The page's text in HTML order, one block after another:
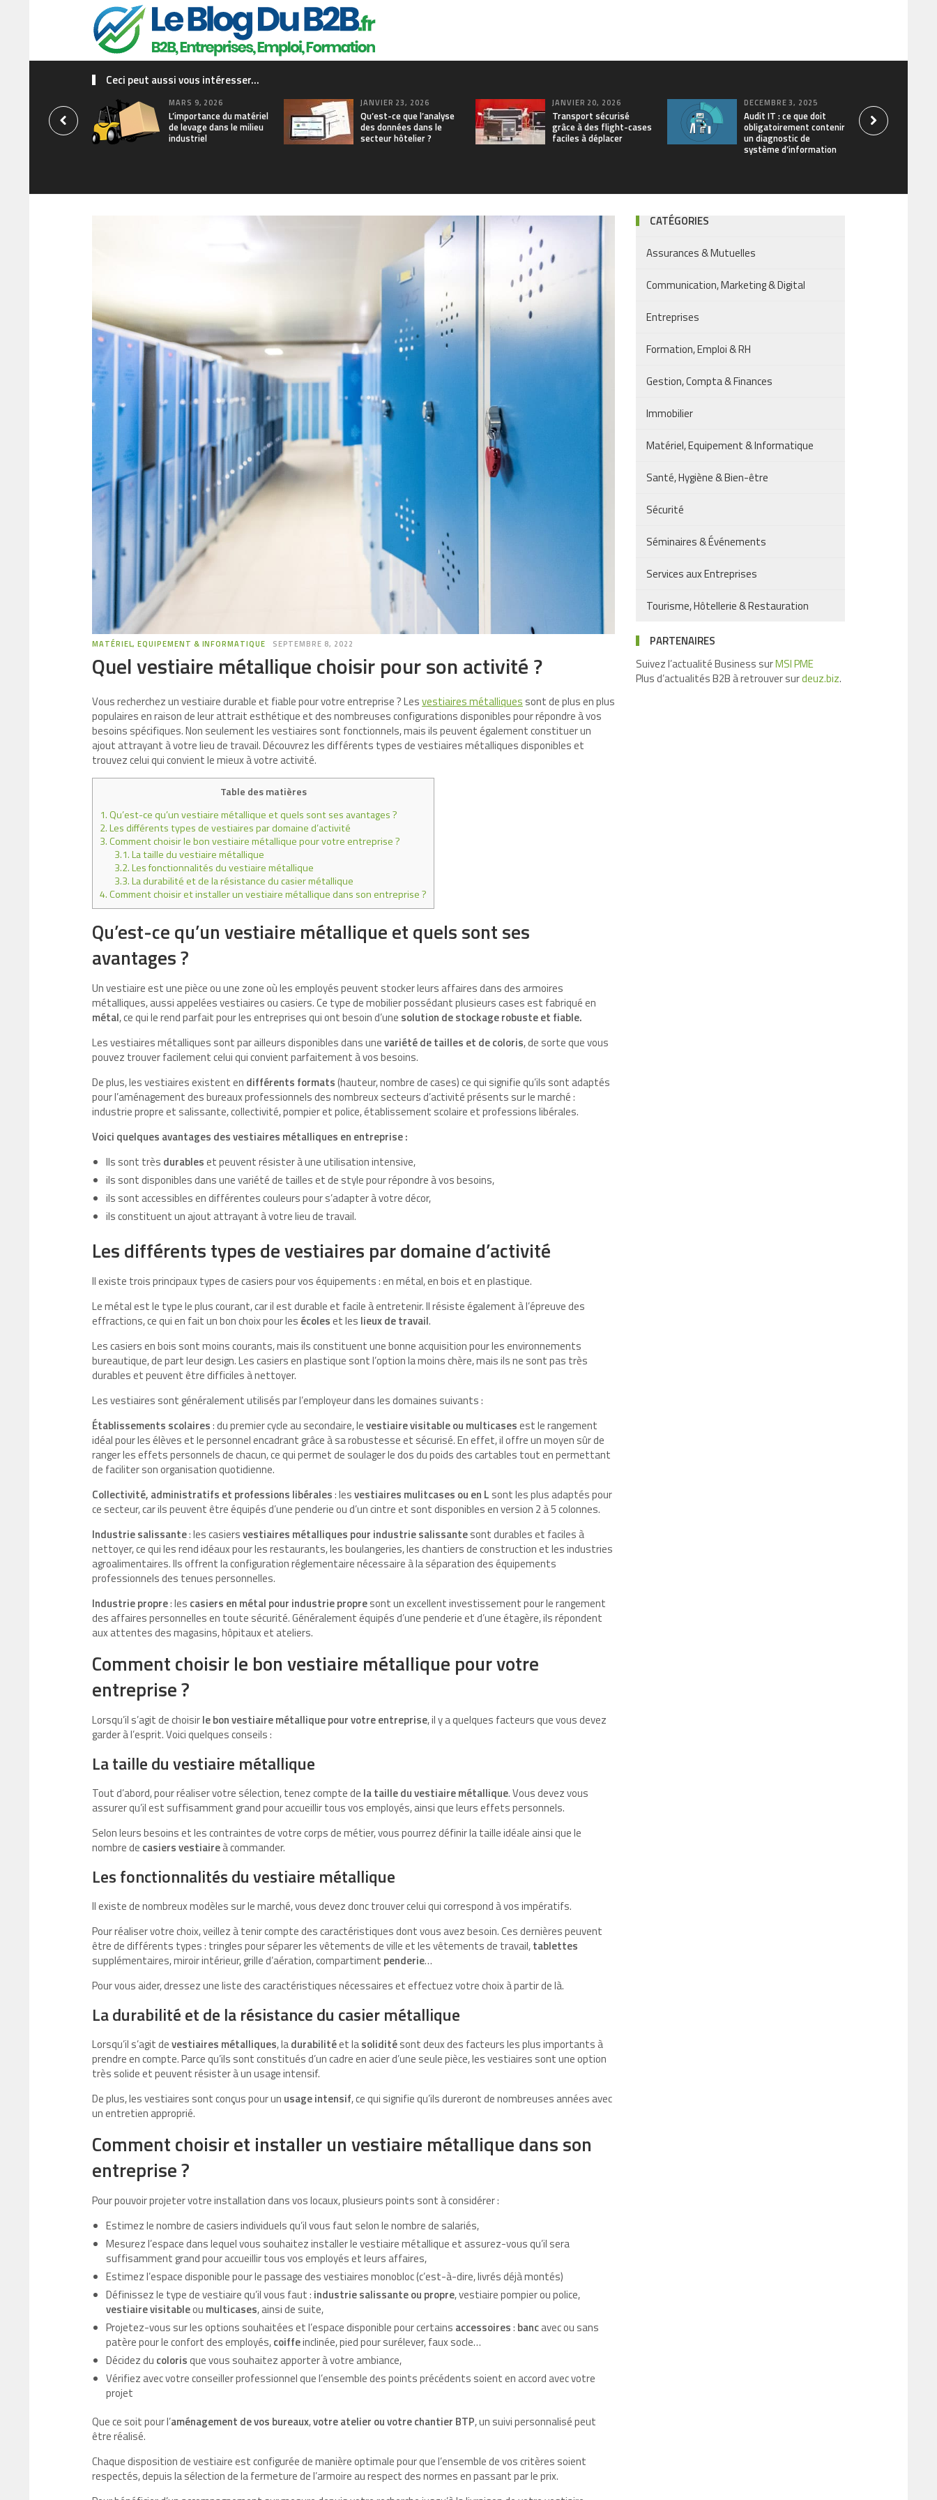
Ceci peut aussi vous intéresser...
MARS 9, 2026
L’importance du matériel
de levage dans le milieu
industriel
JANVIER 23, 2026
Qu’est-ce que l’analyse
des données dans le
secteur hôtelier ?
JANVIER 20, 2026
Transport sécurisé
grâce à des flight-cases
faciles à déplacer
DÉCEMBRE 3, 2025
Audit IT : ce que doit
obligatoirement contenir
un diagnostic de
système d’information
MATÉRIEL, EQUIPEMENT & INFORMATIQUE SEPTEMBRE 8, 2022
Quel vestiaire métallique choisir pour son activité ?
Vous recherchez un vestiaire durable et fiable pour votre entreprise ? Lesvestiaires métalliques sont de plus en plus
populaires en raison de leur attrait esthétique et des nombreuses configurations disponibles pour répondre à vos
besoins spécifiques. Non seulement les vestiaires sont fonctionnels, mais ils peuvent également constituer un
ajout attrayant à votre lieu de travail. Découvrez les différents types de vestiaires métalliques disponibles et
trouvez celui qui convient le mieux à votre activité.
Table des matières
1.Qu’est-ce qu’un vestiaire métallique et quels sont ses avantages ?
2.Les différents types de vestiaires par domaine d’activité
3.Comment choisir le bon vestiaire métallique pour votre entreprise ?
3.1.La taille du vestiaire métallique
3.2.Les fonctionnalités du vestiaire métallique
3.3.La durabilité et de la résistance du casier métallique
4.Comment choisir et installer un vestiaire métallique dans son entreprise ?
Qu’est-ce qu’un vestiaire métallique et quels sont ses
avantages ?
Un vestiaire est une pièce ou une zone où les employés peuvent stocker leurs affaires dans des armoires
métalliques, aussi appelées vestiaires ou casiers. Ce type de mobilier possédant plusieurs cases est fabriqué en
métal, ce qui le rend parfait pour les entreprises qui ont besoin d’une solution de stockage robuste et fiable.
Les vestiaires métalliques sont par ailleurs disponibles dans unevariété de tailles et de coloris, de sorte que vous
pouvez trouver facilement celui qui convient parfaitement à vos besoins.
De plus, les vestiaires existent en différents formats(hauteur, nombre de cases) ce qui signifie qu’ils sont adaptés
pour l’aménagement des bureaux professionnels des nombreux secteurs d’activité présents sur le marché :
industrie propre et salissante, collectivité, pompier et police, établissement scolaire et professions libérales.
Voici quelques avantages des vestiaires métalliques en entreprise :
Ils sont très durableset peuvent résister à une utilisation intensive,
ils sont disponibles dans une variété de tailles et de style pour répondre à vos besoins,
ils sont accessibles en différentes couleurs pour s’adapter à votre décor,
ils constituent un ajout attrayant à votre lieu de travail.
Les différents types de vestiaires par domaine d’activité
Il existe trois principaux types de casiers pour vos équipements : en métal, en bois et en plastique.
Le métal est le type le plus courant, car il est durable et facile à entretenir. Il résiste également à l’épreuve des
effractions, ce qui en fait un bon choix pour les écoleset les lieux de travail.
Les casiers en bois sont moins courants, mais ils constituent une bonne acquisition pour les environnements
bureautique, de part leur design. Les casiers en plastique sont l’option la moins chère, mais ils ne sont pas très
durables et peuvent être difficiles à nettoyer.
Les vestiaires sont généralement utilisés par l’employeur dans les domaines suivants :
Établissements scolaires: du premier cycle au secondaire, levestiaire visitable ou multicasesest le rangement
idéal pour les élèves et le personnel encadrant grâce à sa robustesse et sécurisé. En effet, il offre un moyen sûr de
ranger les effets personnels de chacun, ce qui permet de soulager le dos du poids des cartables tout en permettant
de faciliter son organisation quotidienne.
Collectivité, administratifs et professions libérales: lesvestiaires mulitcases ou en L sont les plus adaptés pour
ce secteur, car ils peuvent être équipés d’une penderie ou d’un cintre et sont disponibles en version 2 à 5 colonnes.
Industrie salissante: les casiersvestiaires métalliques pour industrie salissantesont durables et faciles à
nettoyer, ce qui les rend idéaux pour les restaurants, les boulangeries, les chantiers de construction et les industries
agroalimentaires. Ils offrent la configuration réglementaire nécessaire à la séparation des équipements
professionnels des tenues personnelles.
Industrie propre: les casiers en métal pour industrie propresont un excellent investissement pour le rangement
des affaires personnelles en toute sécurité. Généralement équipés d’une penderie et d’une étagère, ils répondent
aux attentes des magasins, hôpitaux et ateliers.
Comment choisir le bon vestiaire métallique pour votre
entreprise ?
Lorsqu’il s’agit de choisirle bon vestiaire métallique pour votre entreprise, il y a quelques facteurs que vous devez
garder à l’esprit. Voici quelques conseils :
La taille du vestiaire métallique
Tout d’abord, pour réaliser votre sélection, tenez compte de la taille du vestiaire métallique. Vous devez vous
assurer qu’il est suffisamment grand pour accueillir tous vos employés, ainsi que leurs effets personnels.
Selon leurs besoins et les contraintes de votre corps de métier, vous pourrez définir la taille idéale ainsi que le
nombre de casiers vestiaireà commander.
Les fonctionnalités du vestiaire métallique
Il existe de nombreux modèles sur le marché, vous devez donc trouver celui qui correspond à vos impératifs.
Pour réaliser votre choix, veillez à tenir compte des caractéristiques dont vous avez besoin. Ces dernières peuvent
être de différents types : tringles pour séparer les vêtements de ville et les vêtements de travail,tablettes
supplémentaires, miroir intérieur, grille d’aération, compartiment penderie…
Pour vous aider, dressez une liste des caractéristiques nécessaires et effectuez votre choix à partir de là.
La durabilité et de la résistance du casier métallique
Lorsqu’il s’agit devestiaires métalliques, ladurabilitéet lasoliditésont deux des facteurs les plus importants à
prendre en compte. Parce qu’ils sont constitués d’un cadre en acier d’une seule pièce, les vestiaires sont une option
très solide et peuvent résister à un usage intensif.
De plus, les vestiaires sont conçus pour un usage intensif, ce qui signifie qu’ils dureront de nombreuses années avec
un entretien approprié.
Comment choisir et installer un vestiaire métallique dans son
entreprise ?
Pour pouvoir projeter votre installation dans vos locaux, plusieurs points sont à considérer :
Estimez le nombre de casiers individuels qu’il vous faut selon le nombre de salariés,
Mesurez l’espace dans lequel vous souhaitez installer le vestiaire métallique et assurez-vous qu’il sera
suffisamment grand pour accueillir tous vos employés et leurs affaires,
Estimez l’espace disponible pour le passage des vestiaires monobloc (c’est-à-dire, livrés déjà montés)
Définissez le type de vestiaire qu’il vous faut : industrie salissante ou propre, vestiaire pompier ou police,
vestiaire visitableou multicases, ainsi de suite,
Projetez-vous sur les options souhaitées et l’espace disponible pour certains accessoires: bancavec ou sans
patère pour le confort des employés,coiffeinclinée, pied pour surélever, faux socle…
Décidez du colorisque vous souhaitez apporter à votre ambiance,
Vérifiez avec votre conseiller professionnel que l’ensemble des points précédents soient en accord avec votre
projet
Que ce soit pour l’aménagement de vos bureaux,votre atelier ou votre chantier BTP, un suivi personnalisé peut
être réalisé.
Chaque disposition de vestiaire est configurée de manière optimale pour que l’ensemble de vos critères soient
respectés, depuis la sélection de la fermeture de l’armoire au respect des normes en passant par le prix.
CATÉGORIES
Assurances & Mutuelles
Communication, Marketing & Digital
Entreprises
Formation, Emploi & RH
Gestion, Compta & Finances
Immobilier
Matériel, Equipement & Informatique
Santé, Hygiène & Bien-être
Sécurité
Séminaires & Événements
Services aux Entreprises
Tourisme, Hôtellerie & Restauration
PARTENAIRES
Suivez l’actualité Business surMSI PME
Plus d’actualités B2B à retrouver surdeuz.biz.